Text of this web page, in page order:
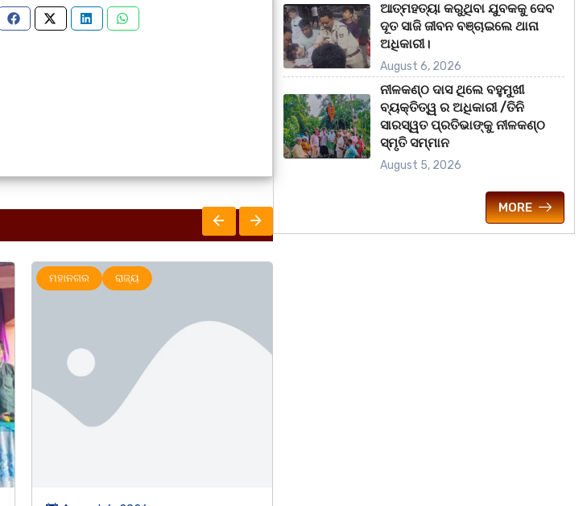
ଅପରାଧ ରାଜ୍ୟ
ଆତ୍ମହତ୍ୟା କରୁଥିବା ଯୁବକକୁ ଦେବ
ଦୂତ ସାଜି ଜୀବନ ବଞ୍ଚାଇଲେ ଥାନା
ଅଧିକାରୀ।
August 6, 2026
ନୀଳକଣ୍ଠ ଦାସ ଥିଲେ ବହୁମୁଖୀ
ବ୍ୟକ୍ତିତ୍ୱ ର ଅଧିକାରୀ /ତିନି
ସାରସ୍ୱତ ପ୍ରତିଭାଙ୍କୁ ନୀଳକଣ୍ଠ
ସ୍ମୃତି ସମ୍ମାନ
August 5, 2026
MORE